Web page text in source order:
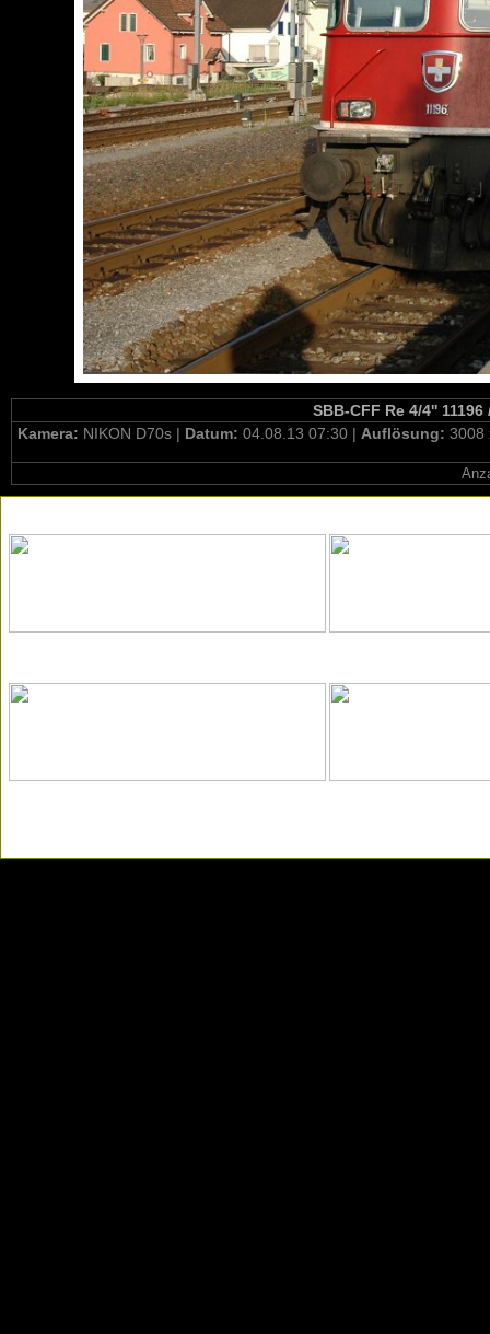
SBB-CFF Re 4/4''
Kamera: NIKON D70s | Datum: 04.08.13 07:30 | Auflösung: 3008